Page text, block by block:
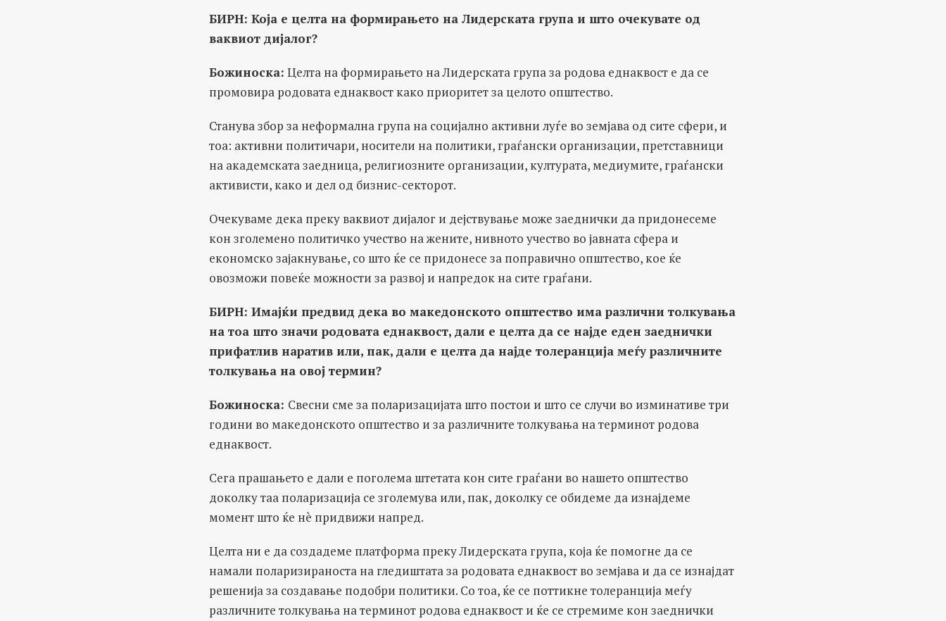
БИРН: Која е целта на формирањето на Лидерската група и што очекувате од
ваквиот дијалог?
Божиноска: Целта на формирањето на Лидерската група за родова еднаквост е да се
промовира родовата еднаквост како приоритет за целото општество.
Станува збор за неформална група на социјално активни луѓе во земјава од сите сфери, и
тоа: активни политичари, носители на политики, граѓански организации, претставници
на академската заедница, религиозните организации, културата, медиумите, граѓански
активисти, како и дел од бизнис-секторот.
Очекуваме дека преку ваквиот дијалог и дејствување може заеднички да придонесеме
кон зголемено политичко учество на жените, нивното учество во јавната сфера и
економско зајакнување, со што ќе се придонесе за поправично општество, кое ќе
овозможи повеќе можности за развој и напредок на сите граѓани.
БИРН: Имајќи предвид дека во македонското општество има различни толкувања
на тоа што значи родовата еднаквост, дали е целта да се најде еден заеднички
прифатлив наратив или, пак, дали е целта да најде толеранција меѓу различните
толкувања на овој термин?
Божиноска: Свесни сме за поларизацијата што постои и што се случи во изминативе три
години во македонското општество и за различните толкувања на терминот родова
еднаквост.
Сега прашањето е дали е поголема штетата кон сите граѓани во нашето општество
доколку таа поларизација се зголемува или, пак, доколку се обидеме да изнајдеме
момент што ќе нè придвижи напред.
Целта ни е да создадеме платформа преку Лидерската група, која ќе помогне да се
намали поларизираноста на гледиштата за родовата еднаквост во земјава и да се изнајдат
решенија за создавање подобри политики. Со тоа, ќе се поттикне толеранција меѓу
различните толкувања на терминот родова еднаквост и ќе се стремиме кон заеднички